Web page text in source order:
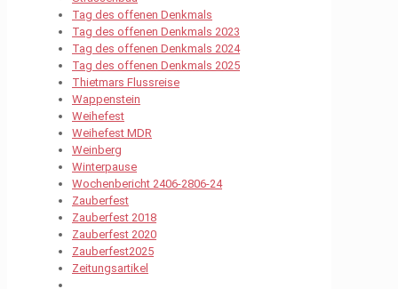
Tag des offenen Denkmals
Tag des offenen Denkmals 2023
Tag des offenen Denkmals 2024
Tag des offenen Denkmals 2025
Thietmars Flussreise
Wappenstein
Weihefest
Weihefest MDR
Weinberg
Winterpause
Wochenbericht 2406-2806-24
Zauberfest
Zauberfest 2018
Zauberfest 2020
Zauberfest2025
Zeitungsartikel